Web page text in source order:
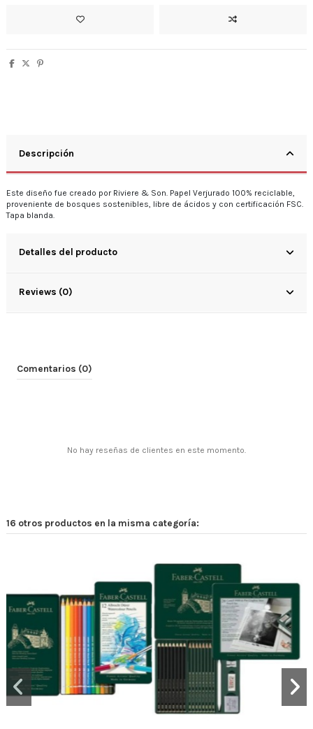
Descripción
Este diseño fue creado por Riviere & Son. Papel Verjurado 100% reciclable,
proveniente de bosques sostenibles, libre de ácidos y con certificación FSC.
Tapa blanda.
Detalles del producto
Reviews (0)
Comentarios (0)
No hay reseñas de clientes en este momento.
16 otros productos en la misma categoría: